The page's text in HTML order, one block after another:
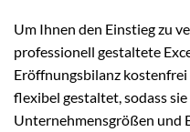
Um Ihnen den Einstieg zu
professionell gestaltete
Eröffnungsbilanz
flexibel gestaltet, sodass
Unternehmensgrößen und